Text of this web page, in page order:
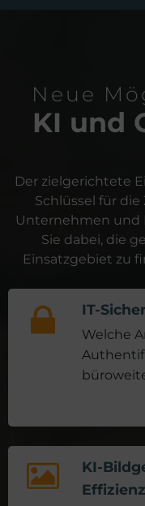
Neue
KI und
Der zielgerichtete
Schlüssel für
Unternehmen und
Sie dabei, die
Einsatzgebiet zu
IT-
Welche
KI-
Effizienz